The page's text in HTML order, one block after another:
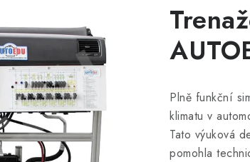
Plně funkční
klimatu v
Tato výuková
pomohla